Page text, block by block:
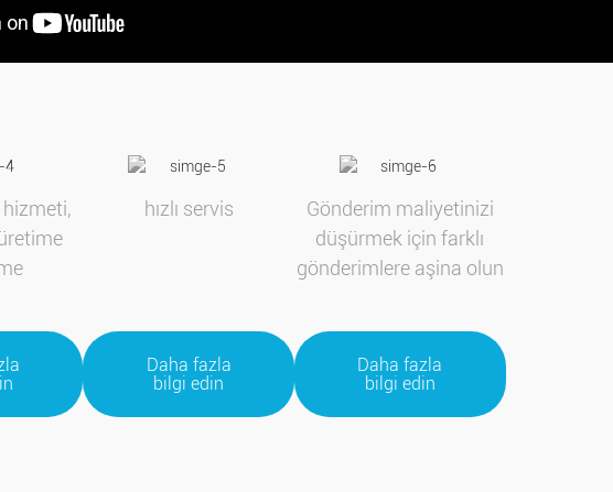
hizmeti,
hızlı servis
Daha fazla
bilgi edin
Gönderim maliyetinizi
düşürmek için farklı
gönderimlere aşina olun
Daha fazla
bilgi edin